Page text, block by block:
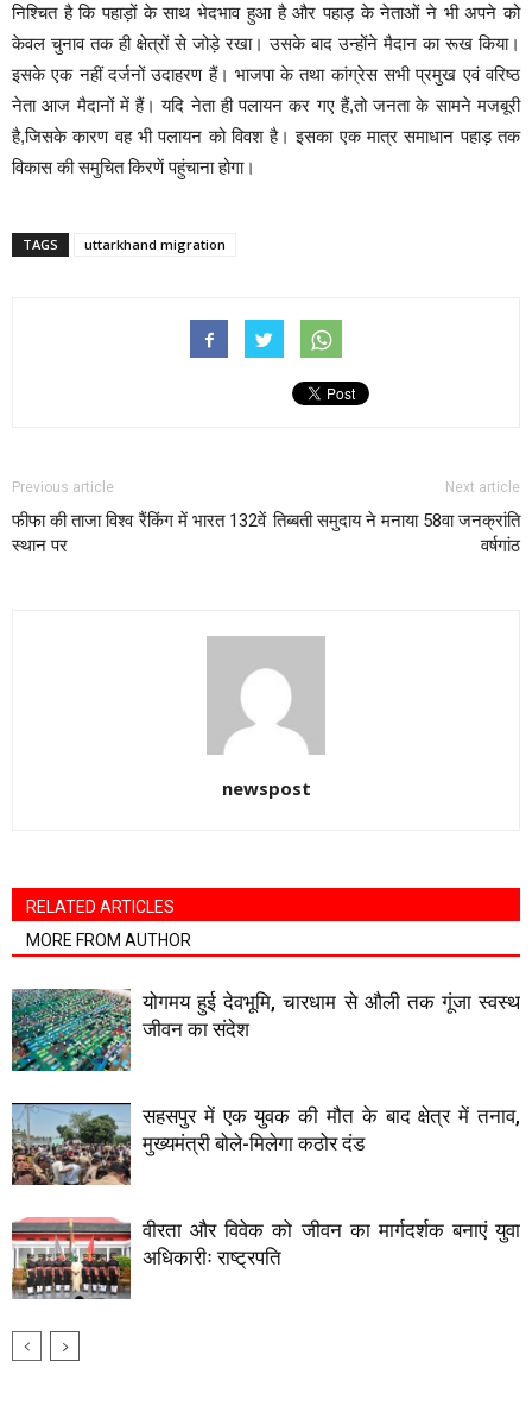
निश्चित है कि पहाड़ों के साथ भेदभाव हुआ है और पहाड़ के नेताओं ने भी अपने को
केवल चुनाव तक ही क्षेत्रों से जोड़े रखा। उसके बाद उन्होंने मैदान का रूख किया।
इसके एक नहीं दर्जनों उदाहरण हैं। भाजपा के तथा कांग्रेस सभी प्रमुख एवं वरिष्ठ
नेता आज मैदानों में हैं। यदि नेता ही पलायन कर गए हैं,तो जनता के सामने मजबूरी
है,जिसके कारण वह भी पलायन को विवश है। इसका एक मात्र समाधान पहाड़ तक
विकास की समुचित किरणें पहुंचाना होगा।
TAGS uttarkhand migration
Previous article
फीफा की ताजा विश्व रैंकिंग में भारत 132वें
स्थान पर
Next article
तिब्बती समुदाय ने मनाया 58वा जनक्रांति
वर्षगांठ
newspost
RELATED ARTICLES
MORE FROM AUTHOR
योगमय हुई देवभूमि, चारधाम से औली तक गूंजा स्वस्थ
जीवन का संदेश
सहसपुर में एक युवक की मौत के बाद क्षेत्र में तनाव,
मुख्यमंत्री बोले-मिलेगा कठोर दंड
वीरता और विवेक को जीवन का मार्गदर्शक बनाएं युवा
अधिकारीः राष्ट्रपति